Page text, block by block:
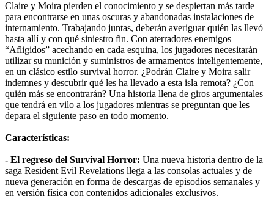
Claire y Moira pierden el conocimiento y se despiertan más tarde
para encontrarse en unas oscuras y abandonadas instalaciones de
internamiento. Trabajando juntas, deberán averiguar quién las llevó
hasta allí y con qué siniestro fin. Con aterradores enemigos
“Afligidos” acechando en cada esquina, los jugadores necesitarán
utilizar su munición y suministros de armamentos inteligentemente,
en un clásico estilo survival horror. ¿Podrán Claire y Moira salir
indemnes y descubrir qué les ha llevado a esta isla remota? ¿Con
quién más se encontrarán? Una historia llena de giros argumentales
que tendrá en vilo a los jugadores mientras se preguntan que les
depara el siguiente paso en todo momento.
Características:
- El regreso del Survival Horror: Una nueva historia dentro de la
saga Resident Evil Revelations llega a las consolas actuales y de
nueva generación en forma de descargas de episodios semanales y
en versión física con contenidos adicionales exclusivos.